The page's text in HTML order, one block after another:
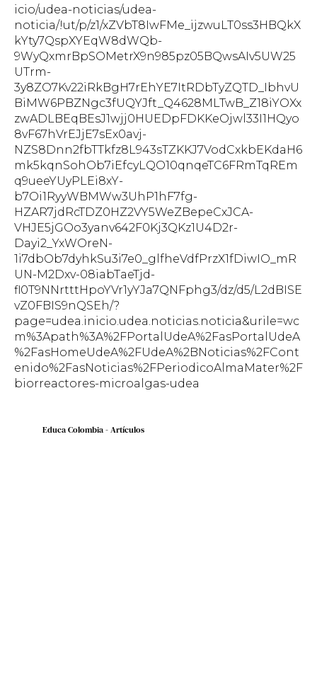
icio/udea-noticias/udea-
noticia/!ut/p/z1/xZVbT8IwFMe_ijzwuLT0ss3HBQkX
kYty7QspXYEqW8dWQb-
9WyQxmrBpSOMetrX9n985pz05BQwsAIv5UW25
UTrm-
3y8ZO7Kv22iRkBgH7rEhYE7ItRDbTyZQTD_IbhvU
BiMW6PBZNgc3fUQYJft_Q4628MLTwB_Z18iYOXx
zwADLBEqBEsJ1wjj0HUEDpFDKKeOjwl33I1HQyo
8vF67hVrEJjE7sEx0avj-
NZS8Dnn2fbTTkfz8L943sTZKKJ7VodCxkbEKdaH6
mk5kqnSohOb7iEfcyLQO10qnqeTC6FRmTqREm
q9ueeYUyPLEi8xY-
b7Oi1RyyWBMWw3UhP1hF7fg-
HZAR7jdRcTDZ0HZ2VY5WeZBepeCxJCA-
VHJE5jGOo3yanv642F0Kj3QKz1U4D2r-
Dayi2_YxWOreN-
1i7dbOb7dyhkSu3i7e0_glfheVdfPrzX1fDiwIO_mR
UN-M2Dxv-08iabTaeTjd-
fl0T9NNrtttHpoYVr1yYJa7QNFphg3/dz/d5/L2dBISE
vZ0FBIS9nQSEh/?
page=udea.inicio.udea.noticias.noticia&urile=wc
m%3Apath%3A%2FPortalUdeA%2FasPortalUdeA
%2FasHomeUdeA%2FUdeA%2BNoticias%2FCont
enido%2FasNoticias%2FPeriodicoAlmaMater%2F
biorreactores-microalgas-udea
Educa Colombia - Artículos